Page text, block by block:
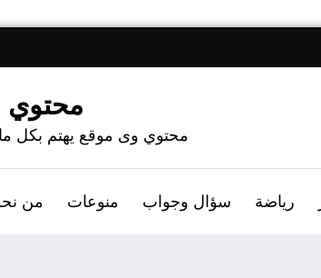
محتوي وى موقع يهتم بكل
رياضة سؤال وجواب منوعات من